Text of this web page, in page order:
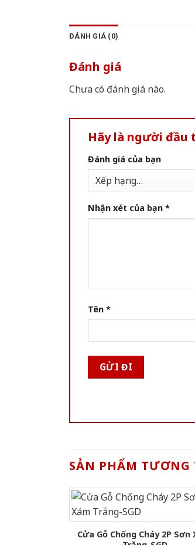
ĐÁNH GIÁ (0)
Đánh giá
Chưa có đánh giá nào.
Hãy là người đầu
Đánh giá của bạn
Nhận xét của bạn *
Tên *
SẢN PHẨM TƯƠNG
Cửa Gỗ Chống Cháy 2P Sơn